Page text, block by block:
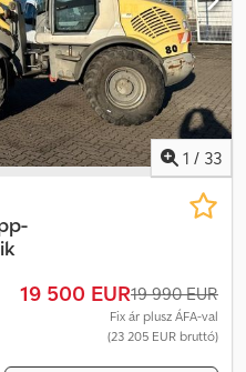
Előzmények Tulajdonosok
Műszaki állapot: jó Külső
valuta: EUR További
kérjük, vegye fel a
1 / 33
19 500 EUR19 990 EUR
Fix ár plusz ÁFA-val
(23 205 EUR bruttó)